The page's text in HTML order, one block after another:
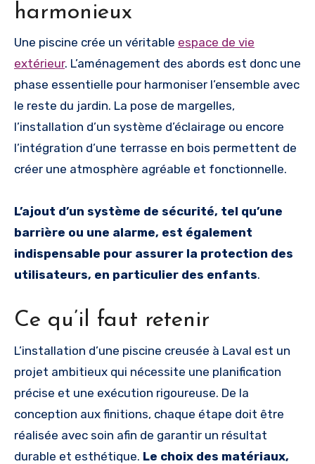
harmonieux
Une piscine crée un véritable espace de vie
extérieur. L’aménagement des abords est donc une
phase essentielle pour harmoniser l’ensemble avec
le reste du jardin. La pose de margelles,
l’installation d’un système d’éclairage ou encore
l’intégration d’une terrasse en bois permettent de
créer une atmosphère agréable et fonctionnelle.
L’ajout d’un système de sécurité, tel qu’une
barrière ou une alarme, est également
indispensable pour assurer la protection des
utilisateurs, en particulier des enfants.
Ce qu’il faut retenir
L’installation d’une piscine creusée à Laval est un
projet ambitieux qui nécessite une planification
précise et une exécution rigoureuse. De la
conception aux finitions, chaque étape doit être
réalisée avec soin afin de garantir un résultat
durable et esthétique. Le choix des matériaux,